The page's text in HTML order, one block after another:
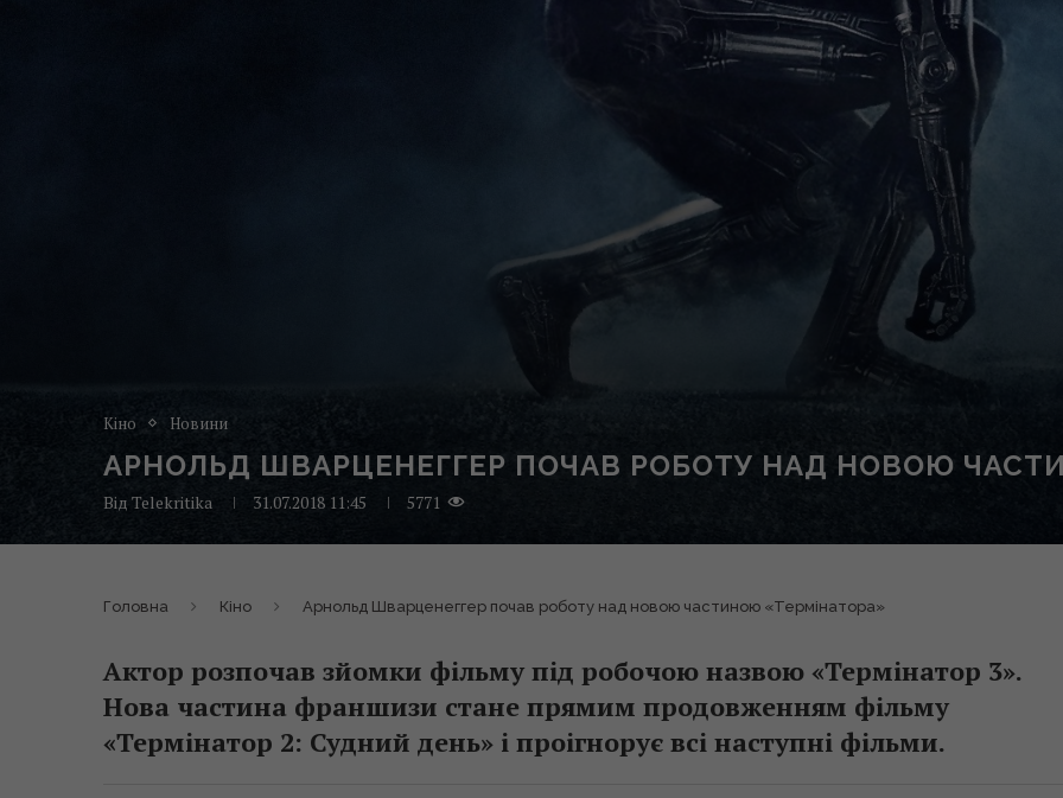
Кіно Новини
АРНОЛЬД ШВАРЦЕНЕГГЕР ПОЧАВ РОБОТУ НАД НОВОЮ
Від Telekritika 31.07.2018 11:45 5771
Головна Кіно Арнольд Шварценеггер почав роботу над новою частиною «Термінатора»
Актор розпочав зйомки фільму під робочою назвою «Термінатор 3».
Нова частина франшизи стане прямим продовженням фільму
«Термінатор 2: Судний день» і проігнорує всі наступні фільми.